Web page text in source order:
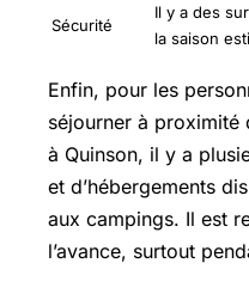
Sécurité
Il y a des
la saison
Enfin, pour les
séjourner à proximité
à Quinson, il y a
et d’hébergements
aux campings. Il est
l’avance, surtout